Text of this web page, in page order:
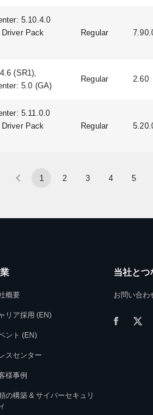
5.10.4.0
Pack
Regular
(SR1),
5.0 (GA)
Regular 2.60
5.11.0.0
Pack
Regular
1 2 3 4 5
概要
リア採用 (EN)
ント (EN)
スセンター
様事例
の構築 & サイバーセキュリ
当社とつ
お問い合わ